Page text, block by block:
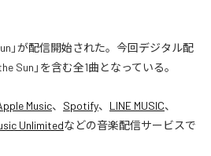
」が配信開始された。今回デジタル配
Sun」を含む全1曲となっている。
Music、 Spotify、 LINE MUSIC、
Unlimitedなどの音楽配信サービスで